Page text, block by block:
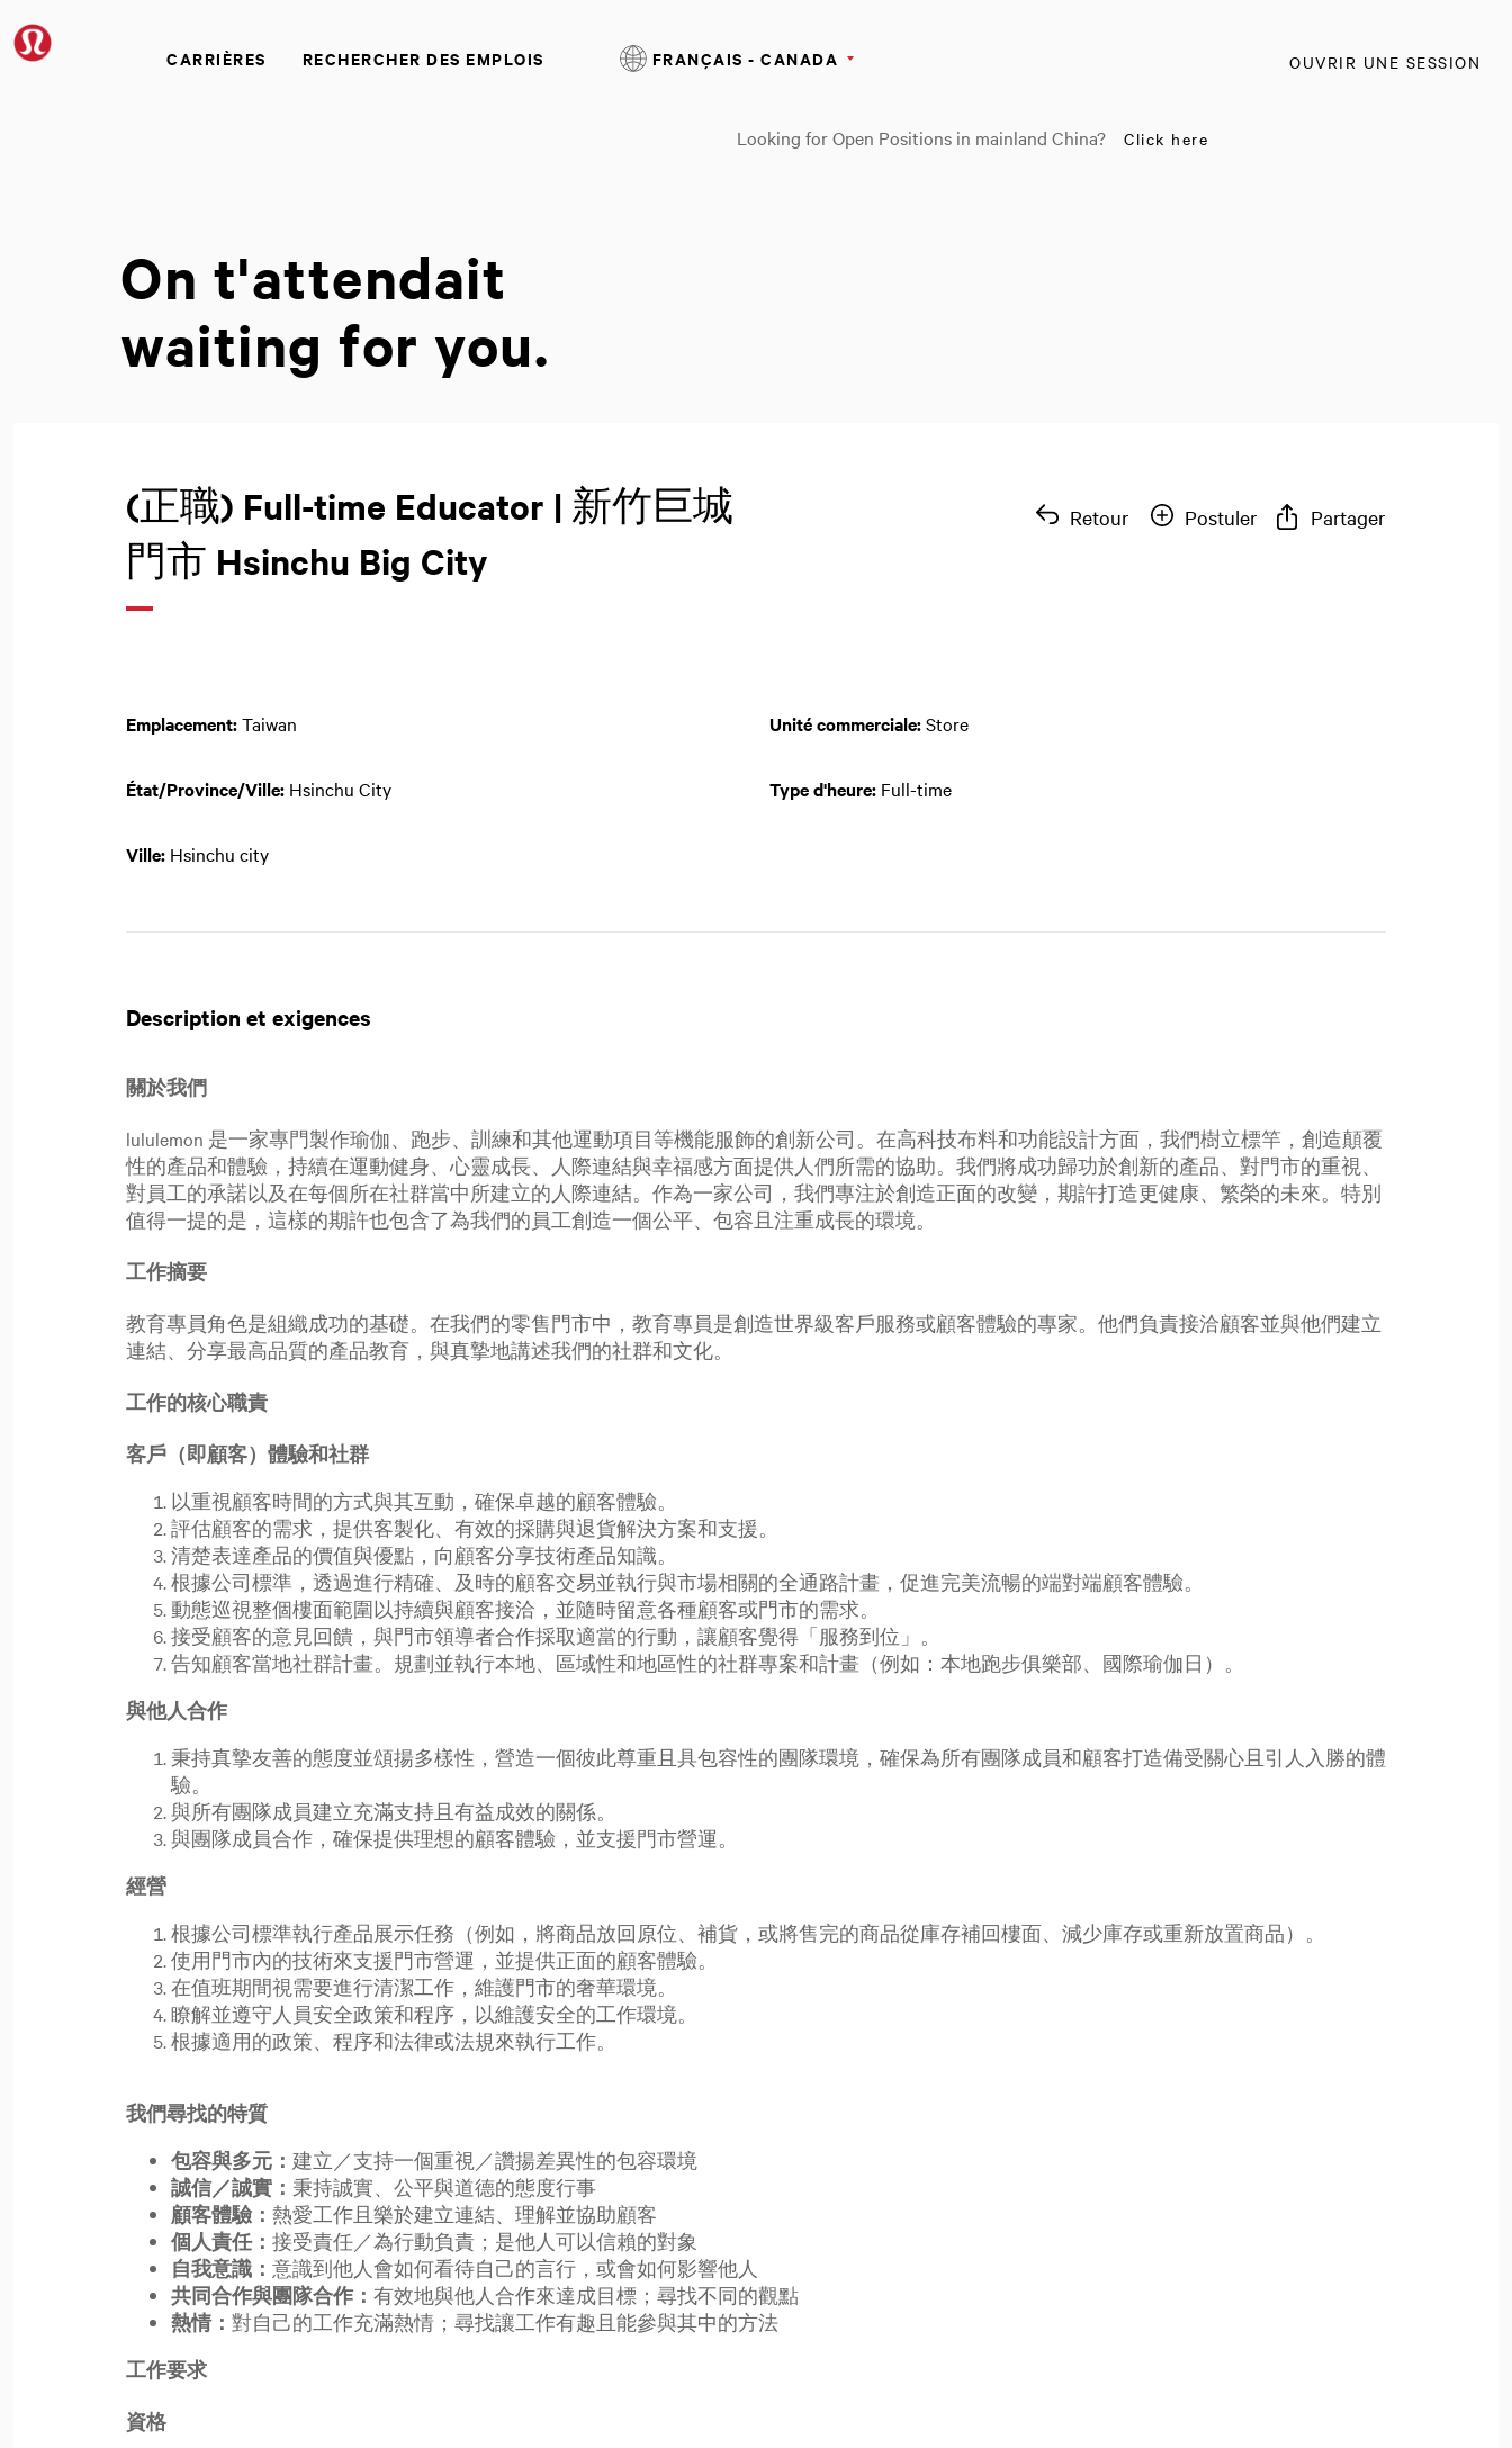
CARRIÈRES RECHERCHER DES EMPLOIS OUVRIR UNE SESSION
FRANÇAIS - CANADA
Looking for Open Positions in mainland China? Click here
On t'attendait
waiting for you.
(正職) Full-time Educator | 新竹巨城
門市 Hsinchu Big City
Retour Postuler Partager
Emplacement:Taiwan
État/Province/Ville: Hsinchu City
Ville: Hsinchu city
Unité commerciale:Store
Type d'heure: Full-time
Description et exigences
關於我們
lululemon 是一家專門製作瑜伽、跑步、訓練和其他運動項目等機能服飾的創新公司。在高科技布料和功能設計方面，我們樹立標竿，創造顛覆
性的產品和體驗，持續在運動健身、心靈成長、人際連結與幸福感方面提供人們所需的協助。我們將成功歸功於創新的產品、對門市的重視、
對員工的承諾以及在每個所在社群當中所建立的人際連結。作為一家公司，我們專注於創造正面的改變，期許打造更健康、繁榮的未來。特別
值得一提的是，這樣的期許也包含了為我們的員工創造一個公平、包容且注重成長的環境。
工作摘要
教育專員角色是組織成功的基礎。在我們的零售門市中，教育專員是創造世界級客戶服務或顧客體驗的專家。他們負責接洽顧客並與他們建立
連結、分享最高品質的產品教育，與真摯地講述我們的社群和文化。
工作的核心職責
客戶（即顧客）體驗和社群
以重視顧客時間的方式與其互動，確保卓越的顧客體驗。
評估顧客的需求，提供客製化、有效的採購與退貨解決方案和支援。
清楚表達產品的價值與優點，向顧客分享技術產品知識。
根據公司標準，透過進行精確、及時的顧客交易並執行與市場相關的全通路計畫，促進完美流暢的端對端顧客體驗。
動態巡視整個樓面範圍以持續與顧客接洽，並隨時留意各種顧客或門市的需求。
接受顧客的意見回饋，與門市領導者合作採取適當的行動，讓顧客覺得「服務到位」。
告知顧客當地社群計畫。規劃並執行本地、區域性和地區性的社群專案和計畫（例如：本地跑步俱樂部、國際瑜伽日）。
與他人合作
秉持真摯友善的態度並頌揚多樣性，營造一個彼此尊重且具包容性的團隊環境，確保為所有團隊成員和顧客打造備受關心且引人入勝的體
驗。
與所有團隊成員建立充滿支持且有益成效的關係。
與團隊成員合作，確保提供理想的顧客體驗，並支援門市營運。
經營
根據公司標準執行產品展示任務（例如，將商品放回原位、補貨，或將售完的商品從庫存補回樓面、減少庫存或重新放置商品）。
使用門市內的技術來支援門市營運，並提供正面的顧客體驗。
在值班期間視需要進行清潔工作，維護門市的奢華環境。
瞭解並遵守人員安全政策和程序，以維護安全的工作環境。
根據適用的政策、程序和法律或法規來執行工作。
我們尋找的特質
包容與多元： 建立／支持一個重視／讚揚差異性的包容環境
誠信／誠實： 秉持誠實、公平與道德的態度行事
顧客體驗： 熱愛工作且樂於建立連結、理解並協助顧客
個人責任： 接受責任／為行動負責；是他人可以信賴的對象
自我意識： 意識到他人會如何看待自己的言行，或會如何影響他人
共同合作與團隊合作： 有效地與他人合作來達成目標；尋找不同的觀點
熱情： 對自己的工作充滿熱情；尋找讓工作有趣且能參與其中的方法
工作要求
資格